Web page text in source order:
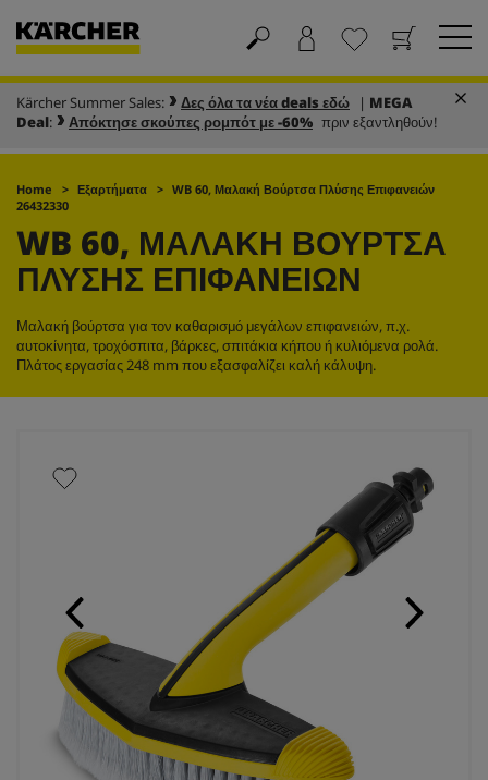
Καλάθι
Αγαπημένα
Kärcher Summer Sales: Δες όλα τα νέα deals εδώ | MEGA
Deal: Απόκτησε σκούπες ρομπότ με -60% πριν εξαντληθούν!
Home Εξαρτήματα
WB 60, Μαλακή Βούρτσα Πλύσης Επιφανειών
26432330
WB 60, ΜΑΛΑΚΉ ΒΟΎΡΤΣΑ
ΠΛΎΣΗΣ ΕΠΙΦΑΝΕΙΏΝ
Μαλακή βούρτσα για τον καθαρισμό μεγάλων επιφανειών, π.χ.
αυτοκίνητα, τροχόσπιτα, βάρκες, σπιτάκια κήπου ή κυλιόμενα ρολά.
Πλάτος εργασίας 248 mm που εξασφαλίζει καλή κάλυψη.